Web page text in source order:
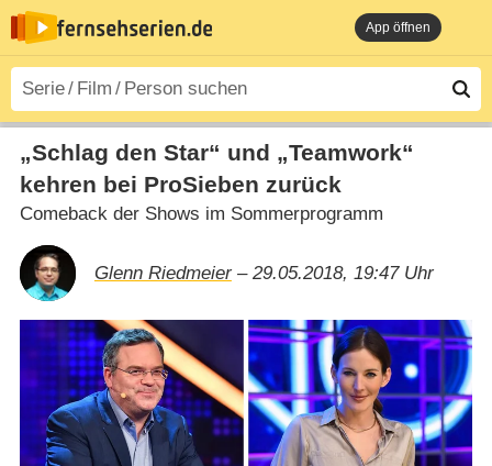
App öffnen
„Schlag den Star“ und „Teamwork“
kehren bei ProSieben zurück
Comeback der Shows im Sommerprogramm
Glenn Riedmeier– 29.05.2018, 19:47 Uhr